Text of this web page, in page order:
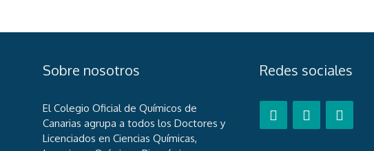
Sobre nosotros
El Colegio Oficial de Químicos de
Canarias agrupa a todos los Doctores y
Licenciados en Ciencias Químicas,
Redes sociales